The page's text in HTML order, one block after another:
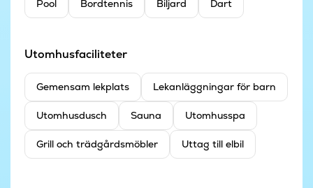
Pool Bordtennis Biljard Dart
Utomhusfaciliteter
Gemensam lekplats Lekanläggningar för barn
Utomhusdusch Sauna Utomhusspa
Grill och trädgårdsmöbler Uttag till elbil